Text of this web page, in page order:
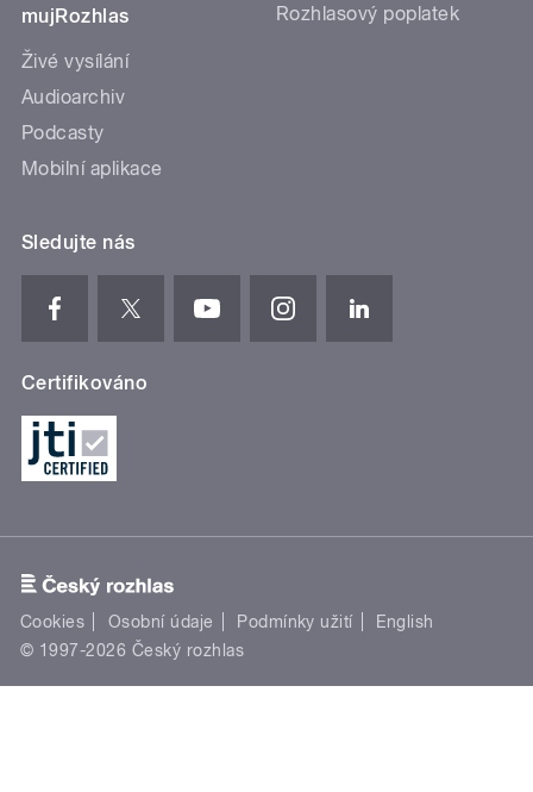
mujRozhlas
Živé vysílání
Audioarchiv
Podcasty
Mobilní aplikace
Rozhlasový poplatek
Sledujte nás
Certifikováno
Cookies Osobní údaje Podmínky užití
English
© 1997-2026 Český rozhlas